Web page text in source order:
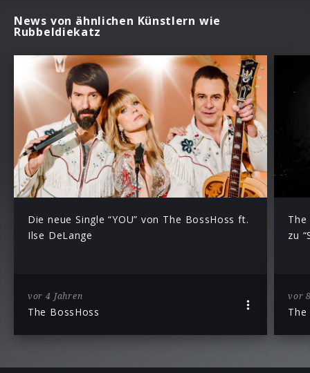
News von ähnlichen Künstlern wie
Rubbeldiekatz
Die neue Single “YOU” von The BossHoss ft.
Ilse DeLange
vor 4 Jahren
The BossHoss
zu
vor
The